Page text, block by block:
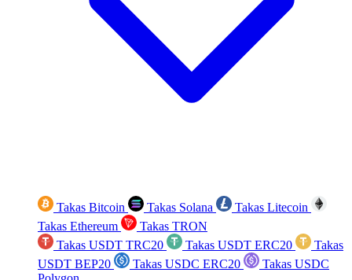
Takas Bitcoin Takas Solana
Takas Litecoin
Takas Ethereum
Takas TRON
Takas USDT TRC20
Takas USDT ERC20
Takas
USDT BEP20
Takas USDC ERC20
Takas USDC